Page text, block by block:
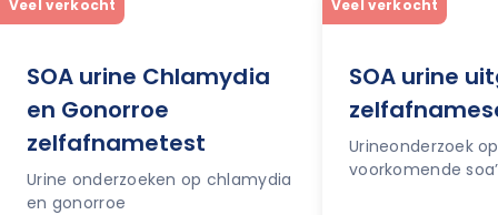
Veel verkocht
SOA urine Chlamydia
en Gonorroe
zelfafnametest
Urine onderzoeken op chlamydia
en gonorroe
Veel verkocht
SOA urine
Urineonderzoek
voorkomende